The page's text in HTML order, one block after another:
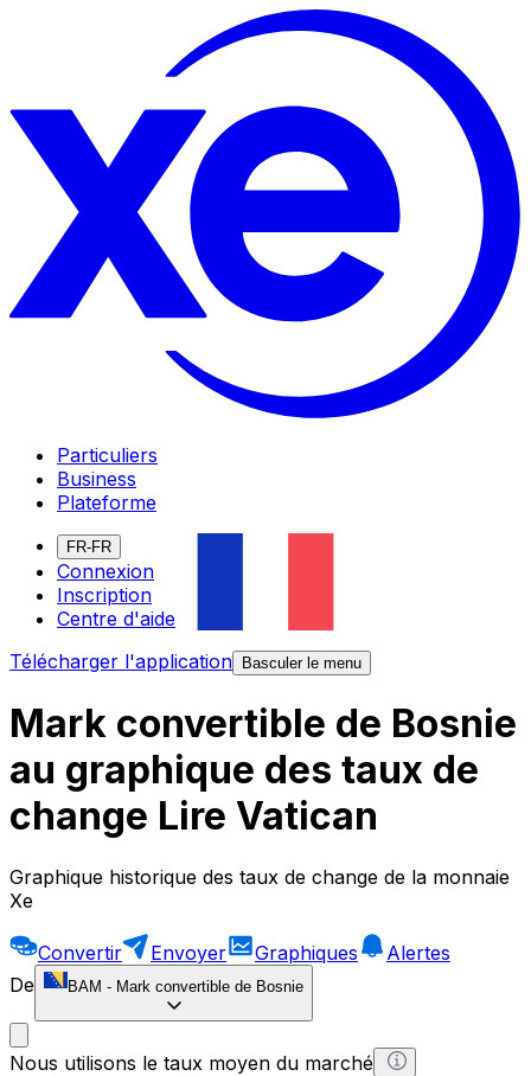
Particuliers
Business
Plateforme
FR-FR
Connexion
Inscription
Centre d'aide
Télécharger l'application
Basculer le menu
Mark convertible de Bosnie
au graphique des taux de
change Lire Vatican
Graphique historique des taux de change de la monnaie
Xe
Convertir Envoyer Graphiques
Alertes
De
BAM - Mark convertible de Bosnie
Nous utilisons le taux moyen du marché